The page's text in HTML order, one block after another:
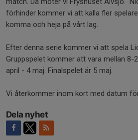
förhinder kommer vi att kalla fler
komma och heja på vårt lag.
Efter denna serie kommer vi att spela
Gruppspelet kommer att vara mellan 8-
april - 4 maj. Finalspelet är 5 maj.
Vi återkommer inom kort med datum
Dela nyhet